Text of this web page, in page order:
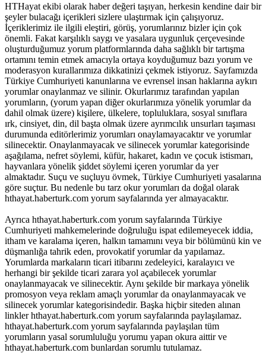
HTHayat ekibi olarak haber değeri taşıyan, herkesin kendine dair bir
şeyler bulacağı içerikleri sizlere ulaştırmak için çalışıyoruz.
İçeriklerimiz ile ilgili eleştiri, görüş, yorumlarınız bizler için çok
önemli. Fakat karşılıklı saygı ve yasalara uygunluk çerçevesinde
oluşturduğumuz yorum platformlarında daha sağlıklı bir tartışma
ortamını temin etmek amacıyla ortaya koyduğumuz bazı yorum ve
moderasyon kurallarımıza dikkatinizi çekmek istiyoruz. Sayfamızda
Türkiye Cumhuriyeti kanunlarına ve evrensel insan haklarına aykırı
yorumlar onaylanmaz ve silinir. Okurlarımız tarafından yapılan
yorumların, (yorum yapan diğer okurlarımıza yönelik yorumlar da
dahil olmak üzere) kişilere, ülkelere, topluluklara, sosyal sınıflara
ırk, cinsiyet, din, dil başta olmak üzere ayrımcılık unsurları taşıması
durumunda editörlerimiz yorumları onaylamayacaktır ve yorumlar
silinecektir. Onaylanmayacak ve silinecek yorumlar kategorisinde
aşağılama, nefret söylemi, küfür, hakaret, kadın ve çocuk istismarı,
hayvanlara yönelik şiddet söylemi içeren yorumlar da yer
almaktadır. Suçu ve suçluyu övmek, Türkiye Cumhuriyeti yasalarına
göre suçtur. Bu nedenle bu tarz okur yorumları da doğal olarak
hthayat.haberturk.com yorum sayfalarında yer almayacaktır.
Ayrıca hthayat.haberturk.com yorum sayfalarında Türkiye
Cumhuriyeti mahkemelerinde doğruluğu ispat edilemeyecek iddia,
itham ve karalama içeren, halkın tamamını veya bir bölümünü kin ve
düşmanlığa tahrik eden, provokatif yorumlar da yapılamaz.
Yorumlarda markaların ticari itibarını zedeleyici, karalayıcı ve
herhangi bir şekilde ticari zarara yol açabilecek yorumlar
onaylanmayacak ve silinecektir. Aynı şekilde bir markaya yönelik
promosyon veya reklam amaçlı yorumlar da onaylanmayacak ve
silinecek yorumlar kategorisindedir. Başka hiçbir siteden alınan
linkler hthayat.haberturk.com yorum sayfalarında paylaşılamaz.
hthayat.haberturk.com yorum sayfalarında paylaşılan tüm
yorumların yasal sorumluluğu yorumu yapan okura aittir ve
hthayat.haberturk.com bunlardan sorumlu tutulamaz.